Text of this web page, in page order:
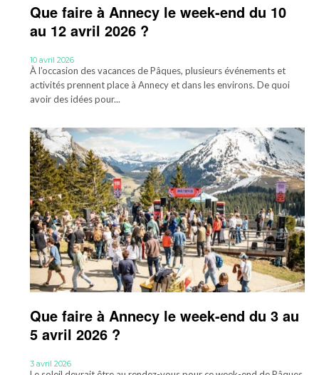
Que faire à Annecy le week-end du 10
au 12 avril 2026 ?
10 avril 2026
À l’occasion des vacances de Pâques, plusieurs événements et
activités prennent place à Annecy et dans les environs. De quoi
avoir des idées pour...
Que faire à Annecy le week-end du 3 au
5 avril 2026 ?
3 avril 2026